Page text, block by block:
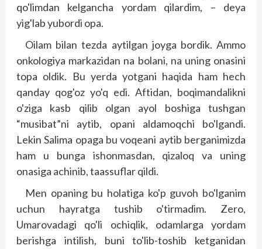
qo'limdan kelgancha yordam qilardim, – deya
yig'lab yubordi opa.
Oilam bilan tezda aytilgan joyga bordik. Ammo
onkologiya markazidan na bolani, na uning onasini
topa oldik. Bu yerda yotgani haqida ham hech
qanday qog'oz yo'q edi. Aftidan, boqimandalikni
o'ziga kasb qilib olgan ayol boshiga tushgan
“musibat”ni aytib, opani aldamoqchi bo'lgandi.
Lekin Salima opaga bu voqeani aytib berganimizda
ham u bunga ishonmasdan, qizaloq va uning
onasiga achinib, taassuflar qildi.
Men opaning bu holatiga ko'p guvoh bo'lganim
uchun hayratga tushib o'tirmadim. Zero,
Umarovadagi qo'li ochiqlik, odamlarga yordam
berishga intilish, buni to'lib-toshib ketganidan